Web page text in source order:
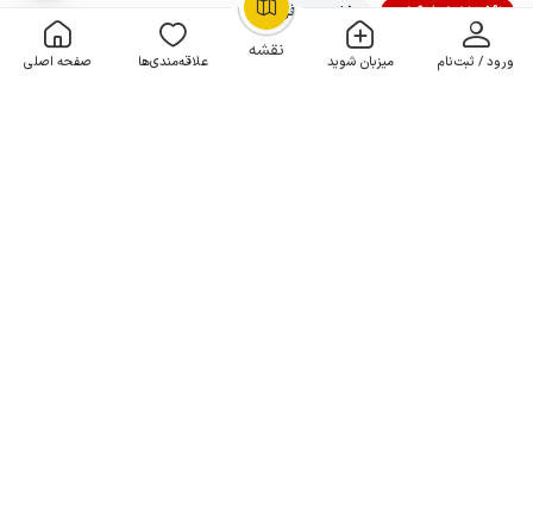
نقشه ورود / ثبت‌نام میزبان شوید علاقه‌مندی‌ها صفحه اصلی
OpenStreetMap
5% تخفیف از 6 شب
50+ رزرو موفق